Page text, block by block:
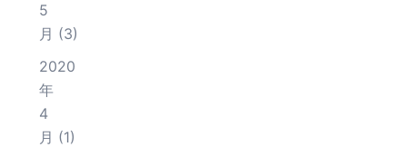
5
月 (3)
2020
年
4
月 (1)